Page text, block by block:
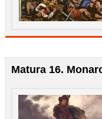
Matura 16.